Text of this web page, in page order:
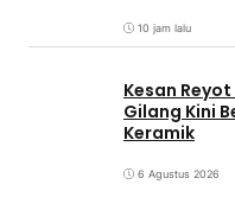
10 jam lalu
Kesan
Gilang Kini
Keramik
6 Agustus 2026